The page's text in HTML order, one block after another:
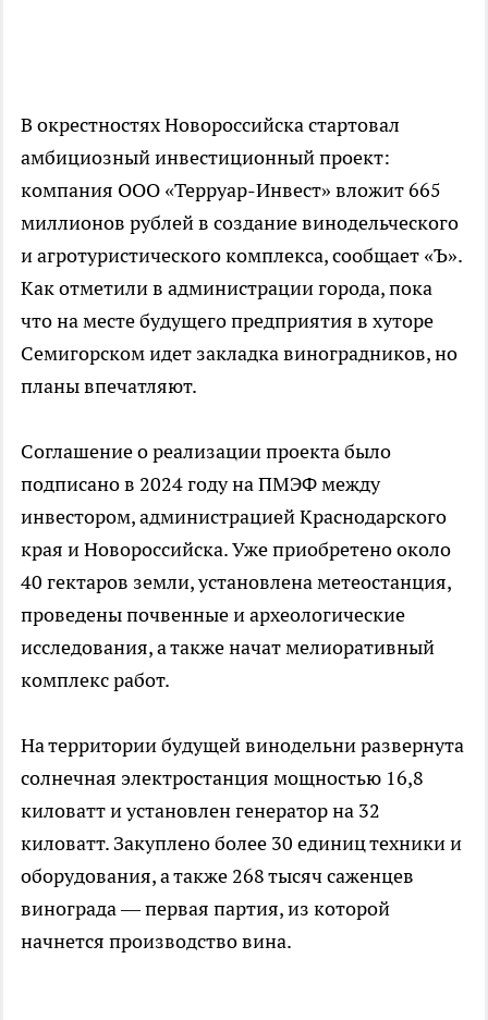
В окрестностях Новороссийска стартовал
амбициозный инвестиционный проект:
компания ООО «Терруар-Инвест» вложит 665
миллионов рублей в создание винодельческого
и агротуристического комплекса, сообщает «Ъ».
Как отметили в администрации города, пока
что на месте будущего предприятия в хуторе
Семигорском идет закладка виноградников, но
планы впечатляют.
Соглашение о реализации проекта было
подписано в 2024 году на ПМЭФ между
инвестором, администрацией Краснодарского
края и Новороссийска. Уже приобретено около
40 гектаров земли, установлена метеостанция,
проведены почвенные и археологические
исследования, а также начат мелиоративный
комплекс работ.
На территории будущей винодельни развернута
солнечная электростанция мощностью 16,8
киловатт и установлен генератор на 32
киловатт. Закуплено более 30 единиц техники и
оборудования, а также 268 тысяч саженцев
винограда — первая партия, из которой
начнется производство вина.